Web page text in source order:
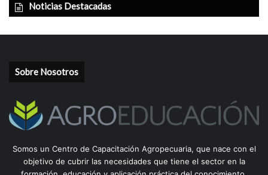
Noticias Destacadas
Sobre Nosotros
Somos un Centro de Capacitación Agropecuaria, que nace con el
objetivo de cubrir las necesidades que tiene el sector en la